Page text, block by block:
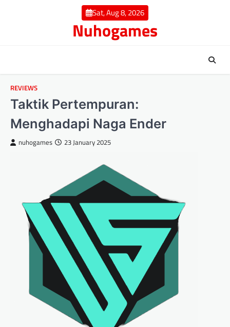
Sat, Aug 8, 2026
Nuhogames
REVIEWS
Taktik Pertempuran:
Menghadapi Naga Ender
nuhogames 23 January 2025